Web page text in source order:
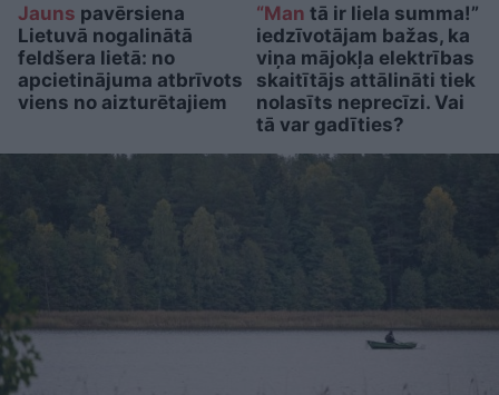
Jauns pavērsiena
Lietuvā nogalinātā
feldšera lietā: no
apcietinājuma atbrīvots
viens no aizturētajiem
“Man tā ir liela summa!”
iedzīvotājam bažas, ka
viņa mājokļa elektrības
skaitītājs attālināti tiek
nolasīts neprecīzi. Vai
tā var gadīties?